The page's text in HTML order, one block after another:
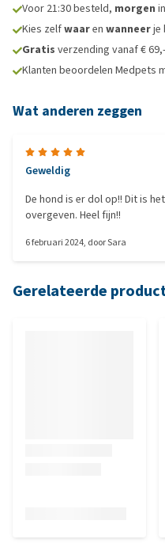
Voor 21:30 besteld, morgen
Kies zelfwaaren wanneerje
Gratis verzending vanaf € 69,-
Klanten beoordelen Medpets
Wat anderen zeggen
Geweldig
De hond is er dol op!! Dit is
overgeven. Heel fijn!!
6 februari 2024, doorSara
Gerelateerde